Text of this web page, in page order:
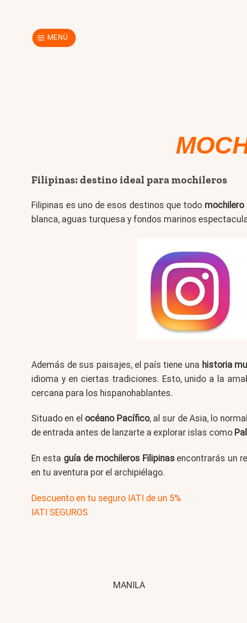
MENÚ
Filipinas: destino ideal para mochileros
Filipinas es uno de esos destinos que todo mochilero
blanca, aguas turquesa y fondos marinos
Además de sus paisajes, el país tiene una historia
idioma y en ciertas tradiciones. Esto, unido a la
cercana para los hispanohablantes.
Situado en el océano Pacífico, al sur de Asia, lo
de entrada antes de lanzarte a explorar islas como
En esta guía de mochileros Filipinasencontrarás un
en tu aventura por el archipiélago.
Descuento en tu seguro IATI de un 5%
IATI SEGUROS
MANILA